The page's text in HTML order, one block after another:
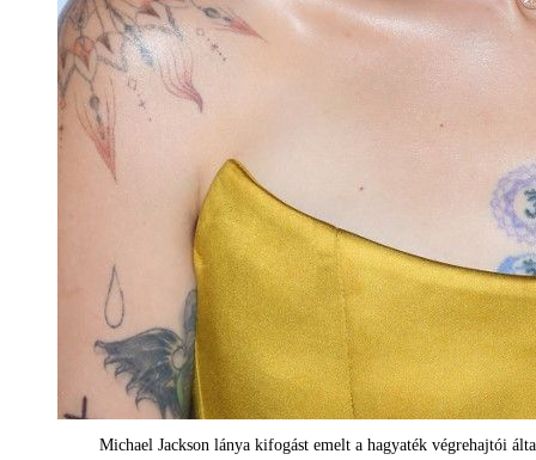
Michael Jackson lánya kifogást emelt a hagyaték végrehajtói